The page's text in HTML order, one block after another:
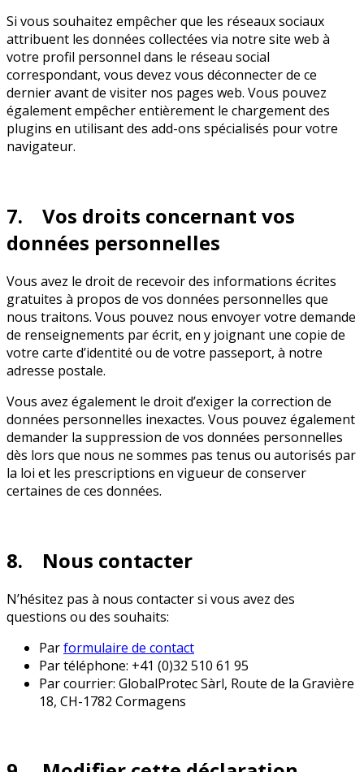
Si vous souhaitez empêcher que les réseaux sociaux
attribuent les données collectées via notre site web à
votre profil personnel dans le réseau social
correspondant, vous devez vous déconnecter de ce
dernier avant de visiter nos pages web. Vous pouvez
également empêcher entièrement le chargement des
plugins en utilisant des add-ons spécialisés pour votre
navigateur.
7. Vos droits concernant vos
données personnelles
Vous avez le droit de recevoir des informations écrites
gratuites à propos de vos données personnelles que
nous traitons. Vous pouvez nous envoyer votre demande
de renseignements par écrit, en y joignant une copie de
votre carte d’identité ou de votre passeport, à notre
adresse postale.
Vous avez également le droit d’exiger la correction de
données personnelles inexactes. Vous pouvez également
demander la suppression de vos données personnelles
dès lors que nous ne sommes pas tenus ou autorisés par
la loi et les prescriptions en vigueur de conserver
certaines de ces données.
8. Nous contacter
N’hésitez pas à nous contacter si vous avez des
questions ou des souhaits:
Parformulaire de contact
Par téléphone: +41 (0)32 510 61 95
Par courrier: GlobalProtec Sàrl, Route de la Gravière
18, CH-1782 Cormagens